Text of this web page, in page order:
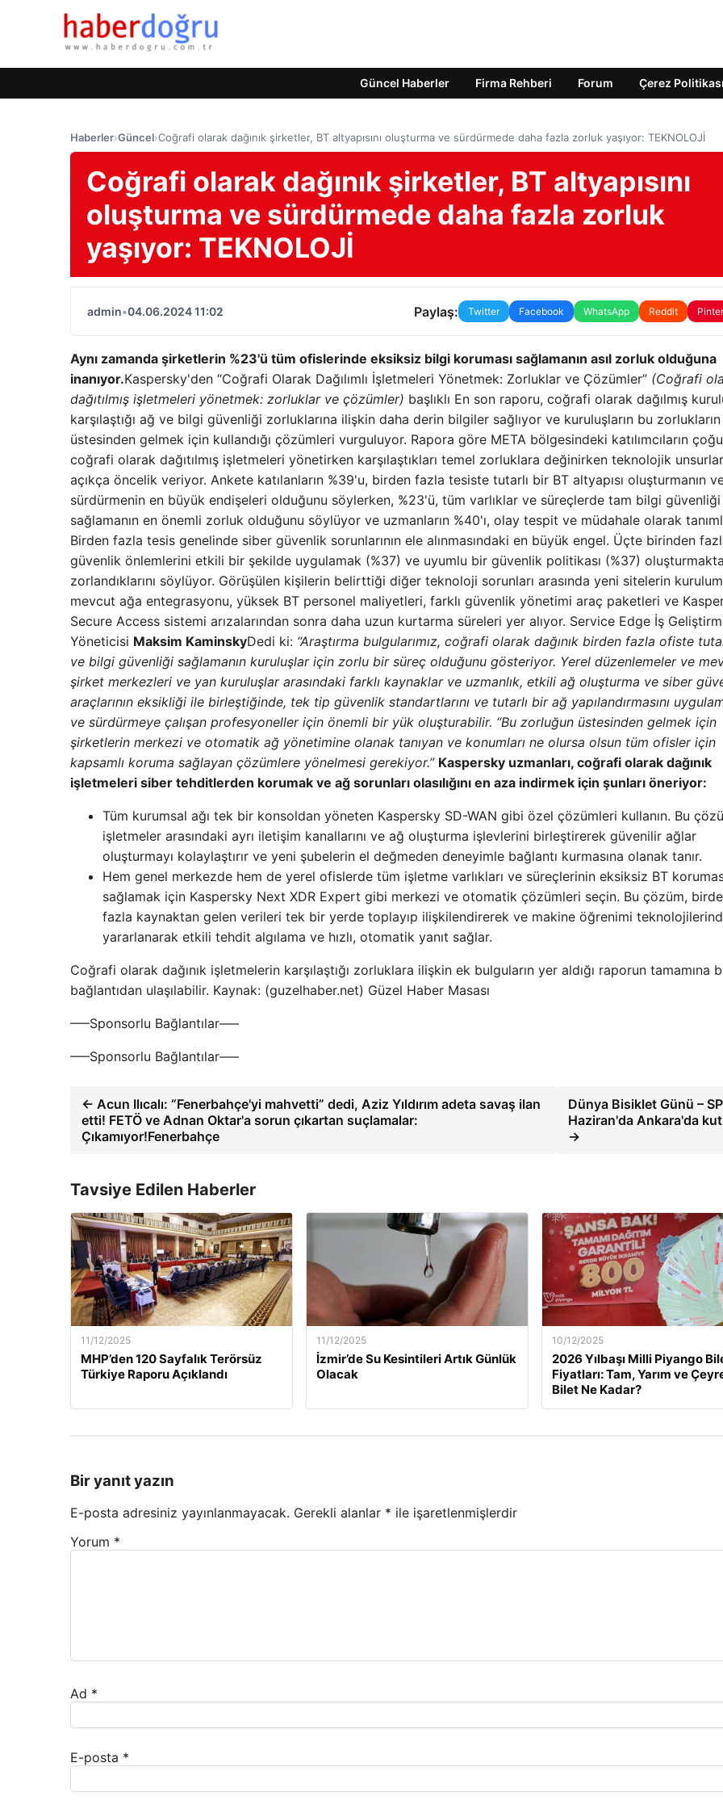
Güncel Haberler Firma Rehberi Forum Çerez Politikası
Haberler›Güncel›Coğrafi olarak dağınık şirketler, BT altyapısını oluşturma ve sürdürmede daha fazla zorluk yaşıyor: TEKNOLOJİ
Coğrafi olarak dağınık şirketler, BT altyapısını
oluşturma ve sürdürmede daha fazla zorluk
yaşıyor: TEKNOLOJİ
admin•04.06.2024 11:02 Paylaş: Twitter Facebook WhatsApp Reddit
Aynı zamanda şirketlerin %23'ü tüm ofislerinde eksiksiz bilgi koruması sağlamanın asıl zorluk olduğuna
inanıyor.Kaspersky'den “Coğrafi Olarak Dağılımlı İşletmeleri Yönetmek: Zorluklar ve Çözümler” (Coğrafi
dağıtılmış işletmeleri yönetmek: zorluklar ve çözümler) başlıklı En son raporu, coğrafi olarak dağılmış
karşılaştığı ağ ve bilgi güvenliği zorluklarına ilişkin daha derin bilgiler sağlıyor ve kuruluşların bu zorlukların
üstesinden gelmek için kullandığı çözümleri vurguluyor. Rapora göre META bölgesindeki katılımcıların
coğrafi olarak dağıtılmış işletmeleri yönetirken karşılaştıkları temel zorluklara değinirken teknolojik
açıkça öncelik veriyor. Ankete katılanların %39'u, birden fazla tesiste tutarlı bir BT altyapısı oluşturmanın
sürdürmenin en büyük endişeleri olduğunu söylerken, %23'ü, tüm varlıklar ve süreçlerde tam bilgi güvenliği
sağlamanın en önemli zorluk olduğunu söylüyor ve uzmanların %40'ı, olay tespit ve müdahale olarak
Birden fazla tesis genelinde siber güvenlik sorunlarının ele alınmasındaki en büyük engel. Üçte birinden
güvenlik önlemlerini etkili bir şekilde uygulamak (%37) ve uyumlu bir güvenlik politikası (%37) oluşturmakta
zorlandıklarını söylüyor. Görüşülen kişilerin belirttiği diğer teknoloji sorunları arasında yeni sitelerin
mevcut ağa entegrasyonu, yüksek BT ​​personel maliyetleri, farklı güvenlik yönetimi araç paketleri ve
Secure Access sistemi arızalarından sonra daha uzun kurtarma süreleri yer alıyor. Service Edge İş
Yöneticisi Maksim KaminskyDedi ki: “Araştırma bulgularımız, coğrafi olarak dağınık birden fazla ofiste
ve bilgi güvenliği sağlamanın kuruluşlar için zorlu bir süreç olduğunu gösteriyor. Yerel düzenlemeler ve
şirket merkezleri ve yan kuruluşlar arasındaki farklı kaynaklar ve uzmanlık, etkili ağ oluşturma ve siber
araçlarının eksikliği ile birleştiğinde, tek tip güvenlik standartlarını ve tutarlı bir ağ yapılandırmasını
ve sürdürmeye çalışan profesyoneller için önemli bir yük oluşturabilir. “Bu zorluğun üstesinden gelmek için
şirketlerin merkezi ve otomatik ağ yönetimine olanak tanıyan ve konumları ne olursa olsun tüm ofisler için
kapsamlı koruma sağlayan çözümlere yönelmesi gerekiyor.” Kaspersky uzmanları, coğrafi olarak dağınık
işletmeleri siber tehditlerden korumak ve ağ sorunları olasılığını en aza indirmek için şunları öneriyor:
Tüm kurumsal ağı tek bir konsoldan yöneten Kaspersky SD-WAN gibi özel çözümleri kullanın. Bu
işletmeler arasındaki ayrı iletişim kanallarını ve ağ oluşturma işlevlerini birleştirerek güvenilir ağlar
oluşturmayı kolaylaştırır ve yeni şubelerin el değmeden deneyimle bağlantı kurmasına olanak tanır.
Hem genel merkezde hem de yerel ofislerde tüm işletme varlıkları ve süreçlerinin eksiksiz BT
sağlamak için Kaspersky Next XDR Expert gibi merkezi ve otomatik çözümleri seçin. Bu çözüm,
fazla kaynaktan gelen verileri tek bir yerde toplayıp ilişkilendirerek ve makine öğrenimi
yararlanarak etkili tehdit algılama ve hızlı, otomatik yanıt sağlar.
Coğrafi olarak dağınık işletmelerin karşılaştığı zorluklara ilişkin ek bulguların yer aldığı raporun tamamına
bağlantıdan ulaşılabilir. Kaynak: (guzelhaber.net) Güzel Haber Masası
—–Sponsorlu Bağlantılar—–
—–Sponsorlu Bağlantılar—–
← Acun Ilıcalı: “Fenerbahçe'yi mahvetti” dedi, Aziz Yıldırım adeta savaş ilan
etti! FETÖ ve Adnan Oktar'a sorun çıkartan suçlamalar:
Çıkamıyor!Fenerbahçe
Dünya Bisiklet Günü –
Haziran'da Ankara'da
→
Tavsiye Edilen Haberler
11/12/2025
MHP’den 120 Sayfalık Terörsüz
Türkiye Raporu Açıklandı
11/12/2025
İzmir’de Su Kesintileri Artık Günlük
Olacak
10/12/2025
2026 Yılbaşı Milli Piyango
Fiyatları: Tam, Yarım ve
Bilet Ne Kadar?
Bir yanıt yazın
E-posta adresiniz yayınlanmayacak. Gerekli alanlar * ile işaretlenmişlerdir
Yorum *
Ad *
E-posta *